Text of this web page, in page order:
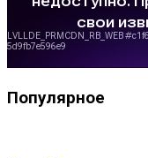
Популярное